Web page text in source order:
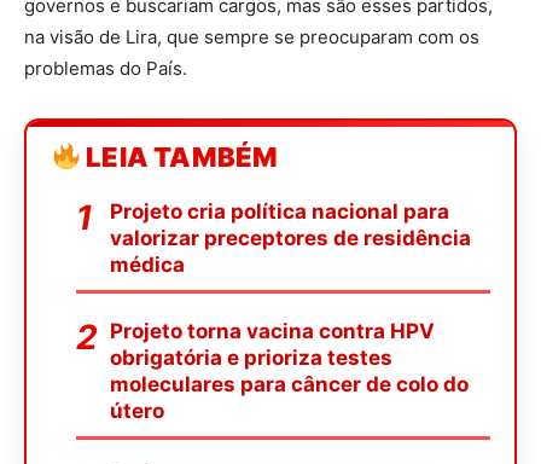
governos e buscariam cargos, mas são esses partidos,
na visão de Lira, que sempre se preocuparam com os
problemas do País.
LEIA TAMBÉM
Projeto cria política nacional para
valorizar preceptores de residência
médica
Projeto torna vacina contra HPV
obrigatória e prioriza testes
moleculares para câncer de colo do
útero